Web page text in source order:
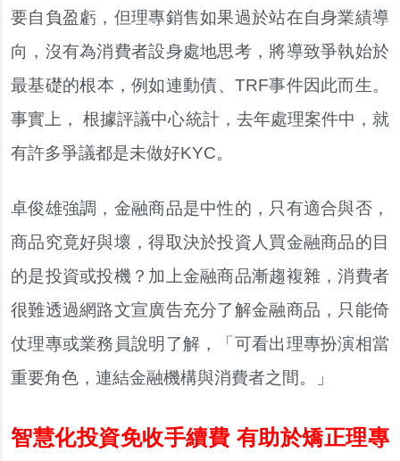
要自負盈虧，但理專銷售如果過於站在自身業績導
向，沒有為消費者設身處地思考，將導致爭執始於
最基礎的根本，例如連動債、TRF事件因此而生。
事實上， 根據評議中心統計，去年處理案件中，就
有許多爭議都是未做好KYC。
卓俊雄強調，金融商品是中性的，只有適合與否，
商品究竟好與壞，得取決於投資人買金融商品的目
的是投資或投機？加上金融商品漸趨複雜，消費者
很難透過網路文宣廣告充分了解金融商品，只能倚
仗理專或業務員說明了解，「可看出理專扮演相當
重要角色，連結金融機構與消費者之間。」
智慧化投資免收手續費 有助於矯正理專